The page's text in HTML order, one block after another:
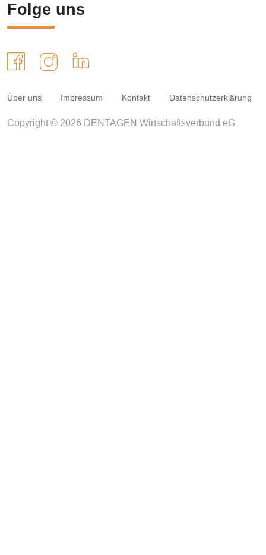
Folge uns
Über uns Impressum Kontakt Datenschutzerklärung
Copyright © 2026 DENTAGEN Wirtschaftsverbund eG